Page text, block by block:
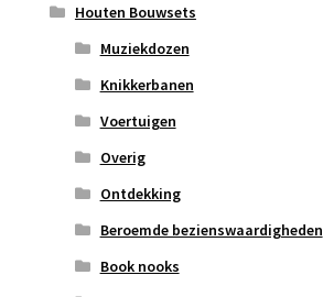
Houten Bouwsets
Muziekdozen
Knikkerbanen
Voertuigen
Overig
Ontdekking
Beroemde bezienswaardigheden
Book nooks